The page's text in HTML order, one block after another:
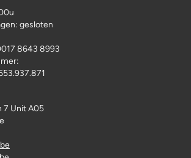
gesloten
8643 8993
7 Unit A05